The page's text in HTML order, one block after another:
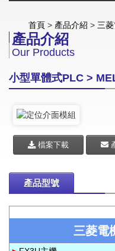
首頁 > 產品介紹 > 三
產品介紹
Our Products
小型單體式PLC >
檔案下載
產品型號
三菱電